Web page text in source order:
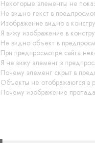
Некоторые элементы не
Не видно текст в
Изображение видно в
Я вижу изображение в
Не видно объект в
При предпросмотре сайта
Я не вижу элемент в
Почему элемент скрыт в
Объекты не отображаются в
Почему изображение